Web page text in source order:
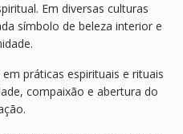
Em diversas culturas
símbolo de beleza interior e
práticas espirituais e rituais
compaixão e abertura do